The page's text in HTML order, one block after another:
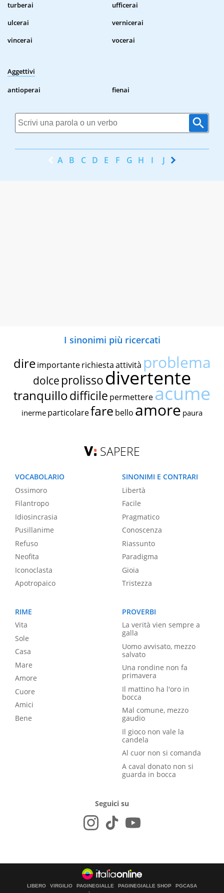
turberai
ufficerai
ulcerai
vernicerai
vincerai
vocerai
Aggettivi
antioperai fienai
A B C D E F G H I J K
I sinonimi più ricercati
dire importante richiestaattività problema
dolce prolissodivertente
tranquillodifficile permettereacume
inerme particolarefare bello amore paura
SAPERE
VOCABOLARIO
Ossimoro
Filantropo
Idiosincrasia
Pusillanime
Refuso
Neofita
Iconoclasta
Apotropaico
SINONIMI E CONTRARI
Libertà
Facile
Pragmatico
Conoscenza
Riassunto
Paradigma
Gioia
Tristezza
RIME
Vita
Sole
Casa
Mare
Amore
Cuore
Amici
Bene
PROVERBI
La verità vien sempre a
galla
Uomo avvisato, mezzo
salvato
Una rondine non fa
primavera
Il mattino ha l'oro in
bocca
Mal comune, mezzo
gaudio
Il gioco non vale la
candela
Al cuor non si comanda
A caval donato non si
guarda in bocca
Seguici su
LIBERO VIRGILIO PAGINEGIALLE PAGINEGIALLE SHOP
PGCASA